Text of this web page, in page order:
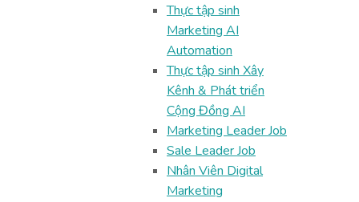
Thực tập sinh
Marketing AI
Automation
Thực tập sinh Xây
Kênh & Phát triển
Cộng Đồng AI
Marketing Leader Job
Sale Leader Job
Nhân Viên Digital
Marketing